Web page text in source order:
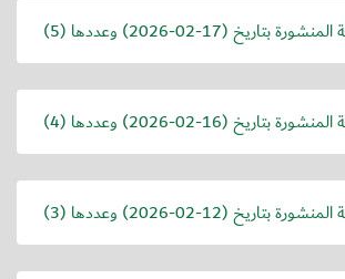
المنشورة بتاريخ (2026-02-17) وعددها (5)
المنشورة بتاريخ (2026-02-16) وعددها (4)
المنشورة بتاريخ (2026-02-12) وعددها (3)